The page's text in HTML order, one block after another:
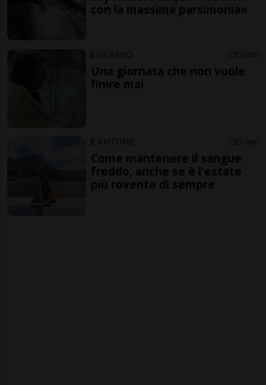
con la massima parsimonia»
LOCARNO 35 min
Una giornata che non vuole
finire mai
CANTONE 35 min
Come mantenere il sangue
freddo, anche se è l'estate
più rovente di sempre